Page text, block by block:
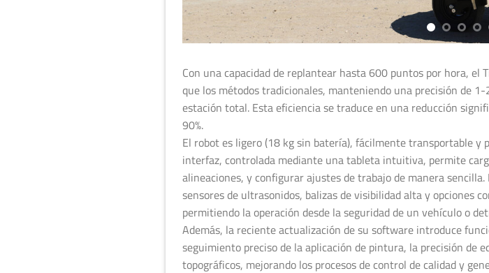
Con una capacidad de replantear hasta 600 puntos por hora, el
que los métodos tradicionales, manteniendo una precisión de
estación total. Esta eficiencia se traduce en una reducción
90%.
El robot es ligero (18 kg sin batería), fácilmente transportable y
interfaz, controlada mediante una tableta intuitiva, permite
alineaciones, y configurar ajustes de trabajo de manera
sensores de ultrasonidos, balizas de visibilidad alta y opciones
permitiendo la operación desde la seguridad de un vehículo o
Además, la reciente actualización de su software introduce
seguimiento preciso de la aplicación de pintura, la precisión de
topográficos, mejorando los procesos de control de calidad y